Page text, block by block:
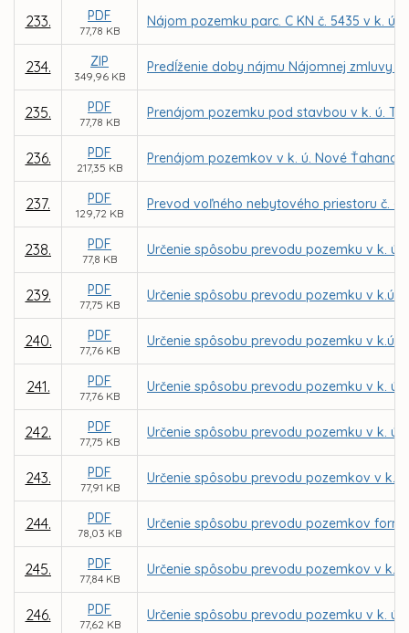
233. PDF
77,78 KB
Nájom pozemku parc. C KN č. 5435 v k.
234. ZIP
349,96 KB
Predĺženie doby nájmu Nájomnej zmluvy
235. PDF
77,78 KB
Prenájom pozemku pod stavbou v k. ú.
236. PDF
217,35 KB
Prenájom pozemkov v k. ú. Nové
237. PDF
129,72 KB
Prevod voľného nebytového priestoru č. -
238. PDF
77,8 KB
Určenie spôsobu prevodu pozemku v k.
239. PDF
77,75 KB
Určenie spôsobu prevodu pozemku v k.ú.
240. PDF
77,76 KB
Určenie spôsobu prevodu pozemku v k.ú.
241. PDF
77,76 KB
Určenie spôsobu prevodu pozemku v k.
242. PDF
77,75 KB
Určenie spôsobu prevodu pozemku v k.
243. PDF
77,91 KB
Určenie spôsobu prevodu pozemkov v k.
244. PDF
78,03 KB
Určenie spôsobu prevodu pozemkov
245. PDF
77,84 KB
Určenie spôsobu prevodu pozemkov v k.
246. PDF
77,62 KB
Určenie spôsobu prevodu pozemku v k.